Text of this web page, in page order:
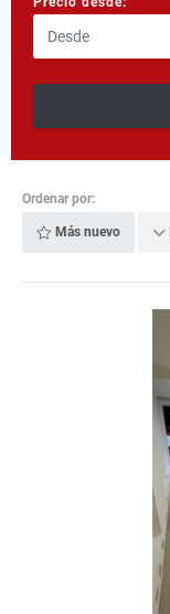
Ordenar por:
Más nuevo